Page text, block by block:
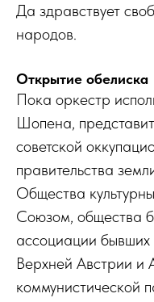
Да здравствует
народов.
Открытие обелиска
Пока оркестр
Шопена,
советской
правительства
Общества
Союзом, общества
ассоциации бывших
Верхней Австрии и
коммунистической